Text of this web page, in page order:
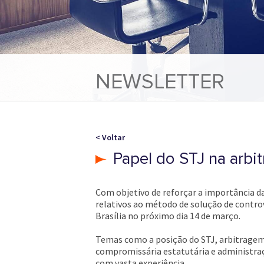
NEWSLETTER
< Voltar
Papel do STJ na
Com objetivo de reforçar a importância
relativos ao método de solução de
Brasília no próximo dia 14 de março.
Temas como a posição do STJ,
compromissária estatutária e